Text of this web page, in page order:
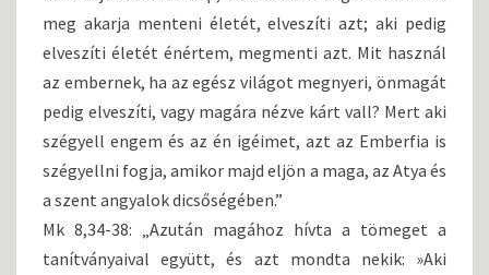
meg akarja menteni életét, elveszíti azt; aki pedig
elveszíti életét énértem, megmenti azt. Mit használ
az embernek, ha az egész világot megnyeri, önmagát
pedig elveszíti, vagy magára nézve kárt vall? Mert aki
szégyell engem és az én igéimet, azt az Emberfia is
szégyellni fogja, amikor majd eljön a maga, az Atya és
a szent angyalok dicsőségében.”
Mk 8,34-38: „Azután magához hívta a tömeget a
tanítványaival együtt, és azt mondta nekik: »Aki